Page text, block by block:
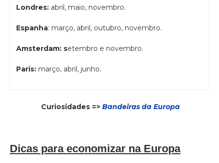
Londres: abril, maio, novembro.
Espanha: março, abril, outubro, novembro.
Amsterdam: setembro e novembro.
Paris: março, abril, junho.
Curiosidades => Bandeiras da Europa
Dicas para economizar na Europa